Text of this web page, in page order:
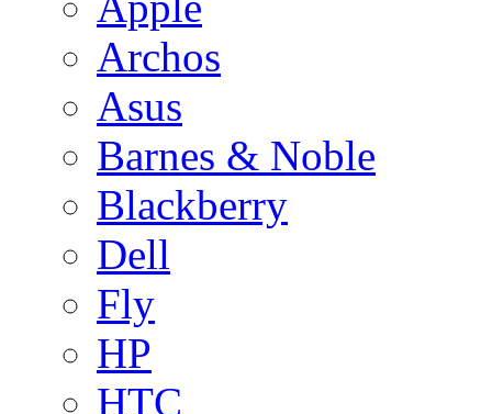
Archos
Asus
Barnes & Noble
Blackberry
Dell
Fly
HP
HTC